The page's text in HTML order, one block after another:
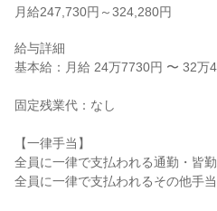
月給247,730円～324,280円
給与詳細
基本給：月給 24万7730円 〜 32万
固定残業代：なし
【一律手当】
全員に一律で支払われる通勤・皆
全員に一律で支払われるその他手